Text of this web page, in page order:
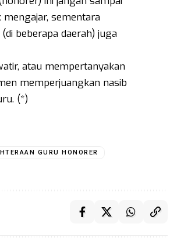
mengajar, sementara
beberapa daerah) juga
atau mempertanyakan
memperjuangkan nasib
(*)
GURU HONORER